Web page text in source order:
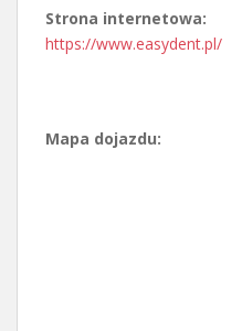
Strona internetowa:
https://www.easydent.pl/
Mapa dojazdu: